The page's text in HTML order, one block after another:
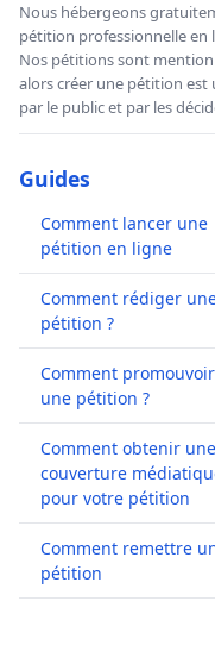
Nous hébergeons
pétition professionnelle en
Nos pétitions sont
alors créer une pétition est
par le public et par les
Guides
Comment lancer une
pétition en ligne
Comment rédiger
pétition ?
Comment promouvoir
une pétition ?
Comment obtenir une
couverture
pour votre pétition
Comment remettre
pétition